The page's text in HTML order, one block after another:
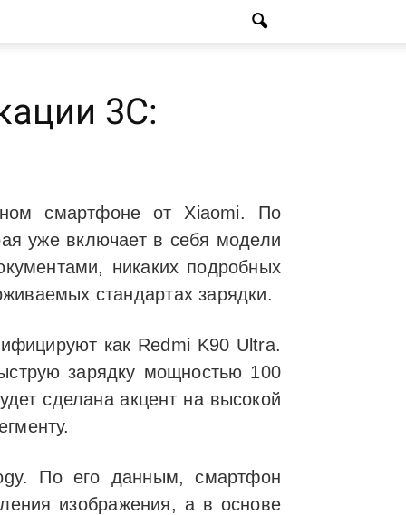
3C:
смартфоне от Xiaomi. По
уже включает в себя модели
никаких подробных
стандартах зарядки.
как Redmi K90 Ultra.
зарядку мощностью 100
сделана акцент на высокой
По его данным, смартфон
изображения, а в основе